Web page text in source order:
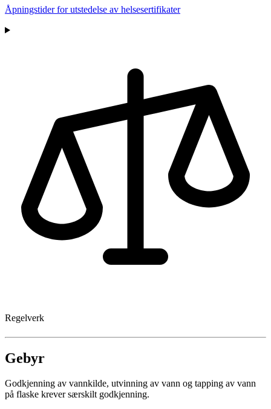
Åpningstider for utstedelse av helsesertifikater
Regelverk
Gebyr
Godkjenning av vannkilde, utvinning av vann og tapping av vann
på flaske krever særskilt godkjenning.